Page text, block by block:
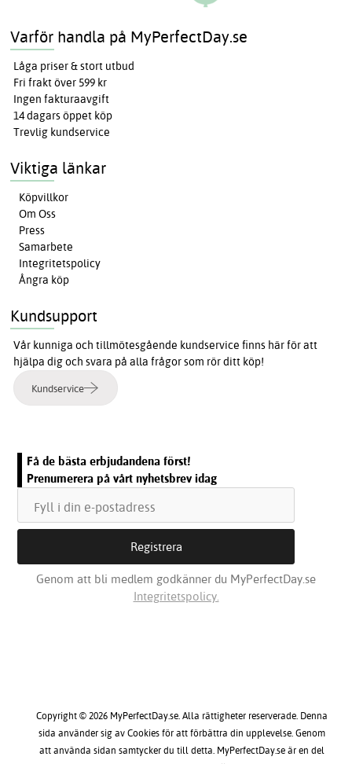
Varför handla på MyPerfectDay.se
Låga priser & stort utbud
Fri frakt över 599 kr
Ingen fakturaavgift
14 dagars öppet köp
Trevlig kundservice
Viktiga länkar
Köpvillkor
Om Oss
Press
Samarbete
Integritetspolicy
Ångra köp
Kundsupport
Vår kunniga och tillmötesgående kundservice finns här för att
hjälpa dig och svara på alla frågor som rör ditt köp!
Kundservice
Få de bästa erbjudandena först!
Prenumerera på vårt nyhetsbrev idag
Genom att bli medlem godkänner du MyPerfectDay.se
Integritetspolicy.
Copyright © 2026 MyPerfectDay.se. Alla rättigheter reserverade. Denna
sida använder sig av Cookies för att förbättra din upplevelse. Genom
att använda sidan samtycker du till detta. MyPerfectDay.se är en del